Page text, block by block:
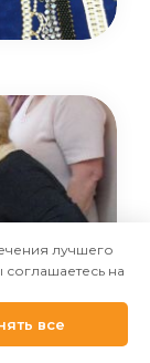
лучшего
на
все